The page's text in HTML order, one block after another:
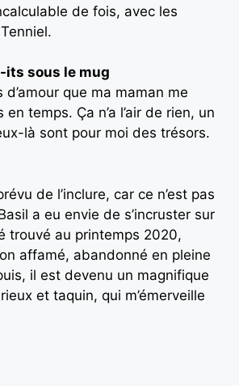
de fois, avec les
its sous le mug
que ma maman me
temps. Ça n’a l’air de rien, un
là sont pour moi des trésors.
de l’inclure, car ce n’est pas
a eu envie de s’incruster sur
trouvé au printemps 2020,
affamé, abandonné en pleine
il est devenu un magnifique
et taquin, qui m’émerveille